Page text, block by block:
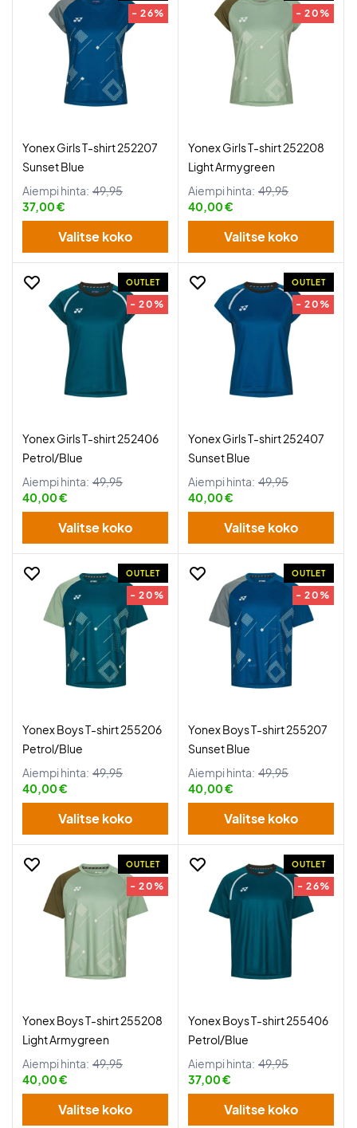
- 26%
Yonex Girls T-shirt 252207
Sunset Blue
Aiempi hinta: 49,95
37,00 €
Valitse koko
- 20%
Yonex Girls T-shirt 252208
Light Armygreen
Aiempi hinta: 49,95
40,00 €
Valitse koko
OUTLET
- 20%
Yonex Girls T-shirt 252406
Petrol/Blue
Aiempi hinta: 49,95
40,00 €
Valitse koko
OUTLET
- 20%
Yonex Girls T-shirt 252407
Sunset Blue
Aiempi hinta: 49,95
40,00 €
Valitse koko
OUTLET
- 20%
Yonex Boys T-shirt 255206
Petrol/Blue
Aiempi hinta: 49,95
40,00 €
Valitse koko
OUTLET
- 20%
Yonex Boys T-shirt 255207
Sunset Blue
Aiempi hinta: 49,95
40,00 €
Valitse koko
OUTLET
- 20%
Yonex Boys T-shirt 255208
Light Armygreen
Aiempi hinta: 49,95
40,00 €
Valitse koko
OUTLET
- 26%
Yonex Boys T-shirt 255406
Petrol/Blue
Aiempi hinta: 49,95
37,00 €
Valitse koko